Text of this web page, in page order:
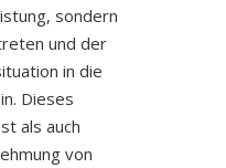
sondern
und der
in die
Dieses
als auch
von